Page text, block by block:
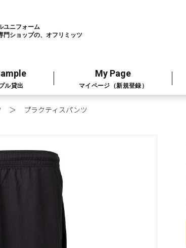
ユニフォーム
門ショップの、オフリミッツ
ル貸出
My Page
マイページ（新規登録）
プラクティスパンツ